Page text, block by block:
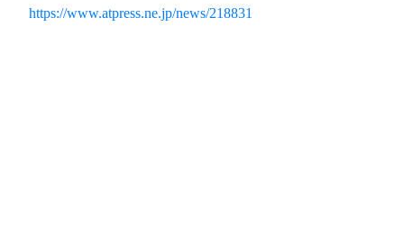
https://www.atpress.ne.jp/news/218831